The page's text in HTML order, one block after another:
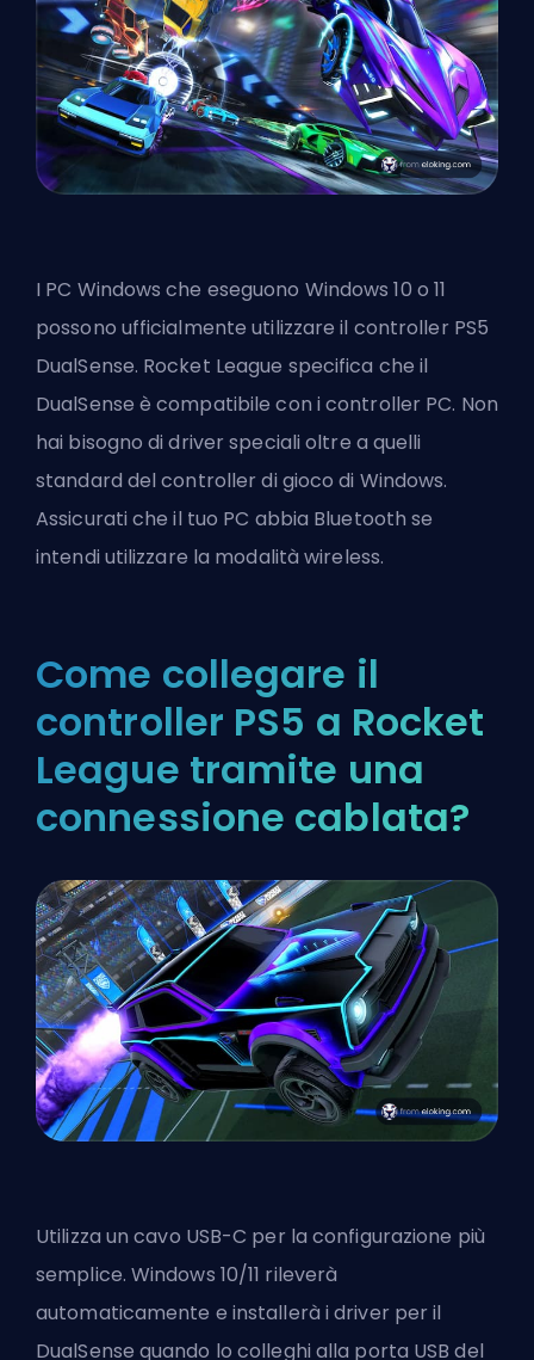
I PC Windows che eseguono Windows 10 o 11
possono ufficialmente utilizzare il controller PS5
DualSense. Rocket League specifica che il
DualSense è compatibile con i controller PC. Non
hai bisogno di driver speciali oltre a quelli
standard del controller di gioco di Windows.
Assicurati che il tuo PC abbia Bluetooth se
intendi utilizzare la modalità wireless.
Come collegare il
controller PS5 a Rocket
League tramite una
connessione cablata?
Utilizza un cavo USB-C per la configurazione più
semplice. Windows 10/11 rileverà
automaticamente e installerà i driver per il
DualSense quando lo colleghi alla porta USB del